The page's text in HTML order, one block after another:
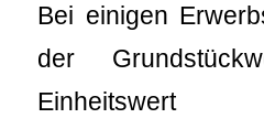
Bei einigen
der